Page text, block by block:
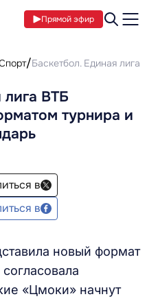
Прямой эфир
Баскетбол. Единая лига
лига ВТБ
турнира и
в
в
новый формат
«Цмоки» начнут